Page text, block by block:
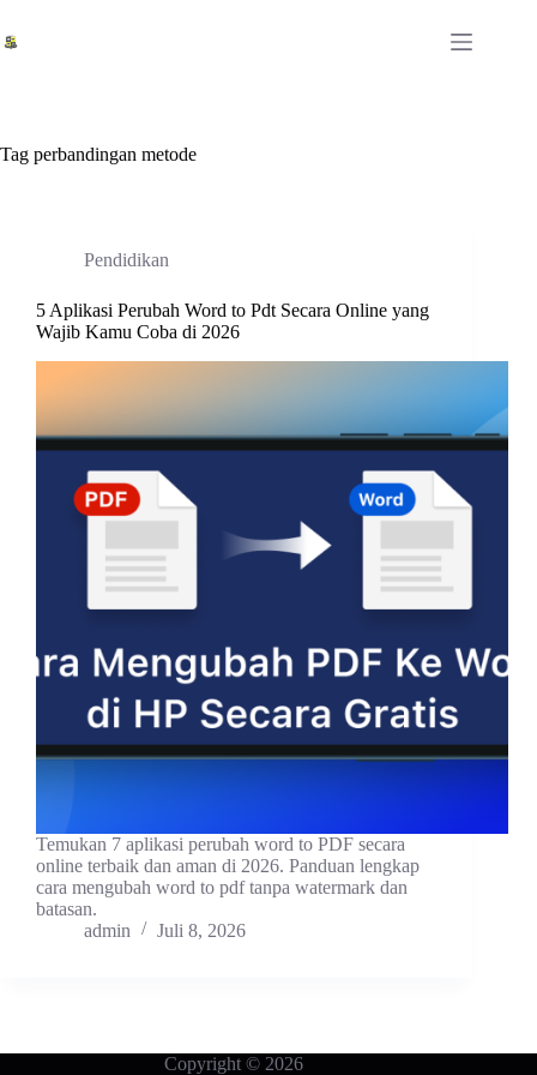
to
content
Tag perbandingan metode
Pendidikan
5 Aplikasi Perubah Word to Pdt Secara Online yang
Wajib Kamu Coba di 2026
Temukan 7 aplikasi perubah word to PDF secara
online terbaik dan aman di 2026. Panduan lengkap
cara mengubah word to pdf tanpa watermark dan
batasan.
admin
Juli 8, 2026
Copyright © 2026